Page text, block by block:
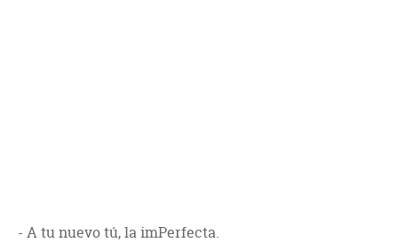
- A tu nuevo tú, la imPerfecta.